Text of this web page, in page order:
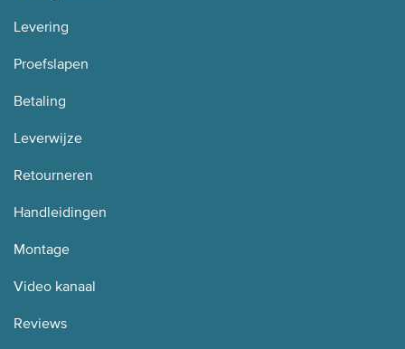
Levering
Proefslapen
Betaling
Leverwijze
Retourneren
Handleidingen
Montage
Video kanaal
Reviews